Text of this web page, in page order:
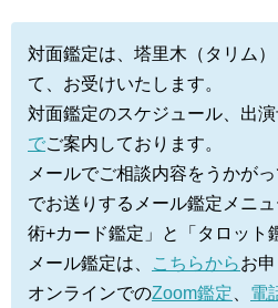
対面鑑定は、塔里木（タリム
て、お受けいたします。
対面鑑定のスケジュール、出演
でご案内しております。
メールでご相談内容をうかが
でお送りするメール鑑定メニ
術+カード鑑定」と「タロット
メール鑑定は、
こちらからお
オンラインでのZoom鑑定 電